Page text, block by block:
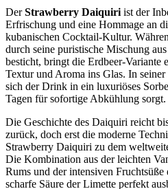
DerStrawberry Daiquiriist der
Erfrischung und eine Hommage an
kubanischen Cocktail-Kultur.
durch seine puristische Mischung
besticht, bringt die Erdbeer-Variante
Textur und Aroma ins Glas. In
sich der Drink in ein luxuriöses
Tagen für sofortige Abkühlung sorgt.
Die Geschichte des Daiquiri reicht
zurück, doch erst die moderne
Strawberry Daiquiri zu dem
Die Kombination aus der leichten
Rums und der intensiven
scharfe Säure der Limette perfekt